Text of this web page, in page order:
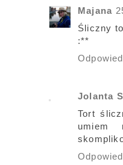
Majana
Śliczny
:**
Jolanta
Tort